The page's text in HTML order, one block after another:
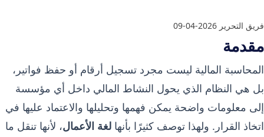
فريق التحرير 2026-04-09
مقدمة
المحاسبة المالية ليست مجرد تسجيل أرقام أو حفظ فواتير،
بل هي النظام الذي يحول النشاط المالي داخل أي مؤسسة
إلى معلومات واضحة يمكن فهمها وتحليلها والاعتماد عليها في
اتخاذ القرار. ولهذا توصف كثيرًا بأنها لغة الأعمال، لأنها تنقل ما